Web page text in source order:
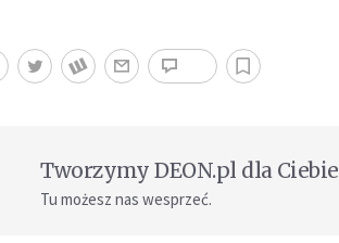
Tworzymy DEON.pl dla Ciebie
Tu możesz nas wesprzeć.